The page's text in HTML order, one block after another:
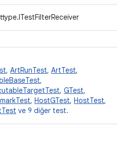
, ArtRunTest, ArtTest,
,
, GTest,
, HostGTest, HostTest,
ve 9 diğer test.